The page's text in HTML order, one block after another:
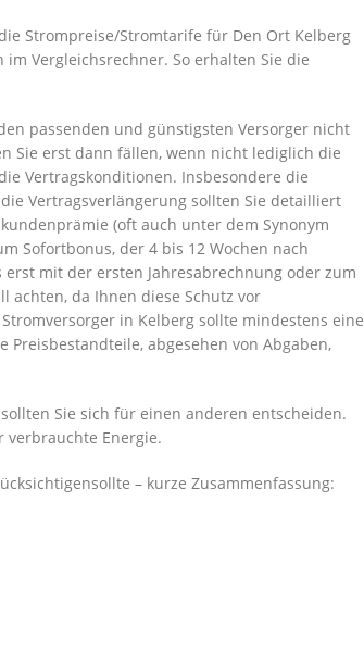
Strompreise/Stromtarife für Den Ort Kelberg
Vergleichsrechner. So erhalten Sie die
passenden und günstigsten Versorger nicht
Sie erst dann fällen, wenn nicht lediglich die
Vertragskonditionen. Insbesondere die
Vertragsverlängerung sollten Sie detailliert
(oft auch unter dem Synonym
Sofortbonus, der 4 bis 12 Wochen nach
mit der ersten Jahresabrechnung oder zum
achten, da Ihnen diese Schutz vor
in Kelberg sollte mindestens eine
abgesehen von Abgaben,
Sie sich für einen anderen entscheiden.
verbrauchte Energie.
– kurze Zusammenfassung: